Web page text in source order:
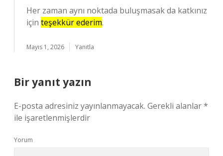
Her zaman aynı noktada buluşmasak da katkınız
için teşekkür ederim.
Mayıs 1, 2026 Yanıtla
Bir yanıt yazın
E-posta adresiniz yayınlanmayacak. Gerekli alanlar*
ile işaretlenmişlerdir
Yorum